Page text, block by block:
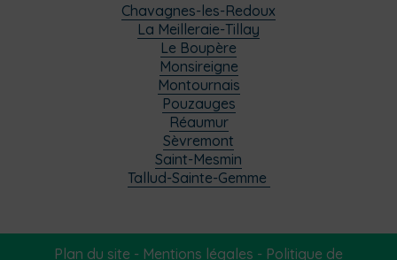
Chavagnes-les-Redoux
La Meilleraie-Tillay
Le Boupère
Monsireigne
Montournais
Pouzauges
Réaumur
Sèvremont
Saint-Mesmin
Tallud-Sainte-Gemme
Plan du site - Mentions légales - Politique de